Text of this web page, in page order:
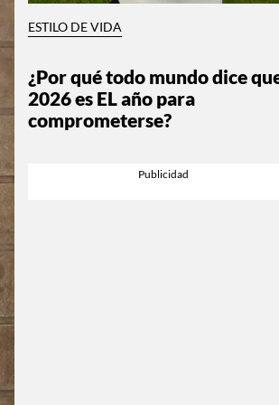
ESTILO DE VIDA
¿Por qué todo mundo dice
2026 es EL año para
comprometerse?